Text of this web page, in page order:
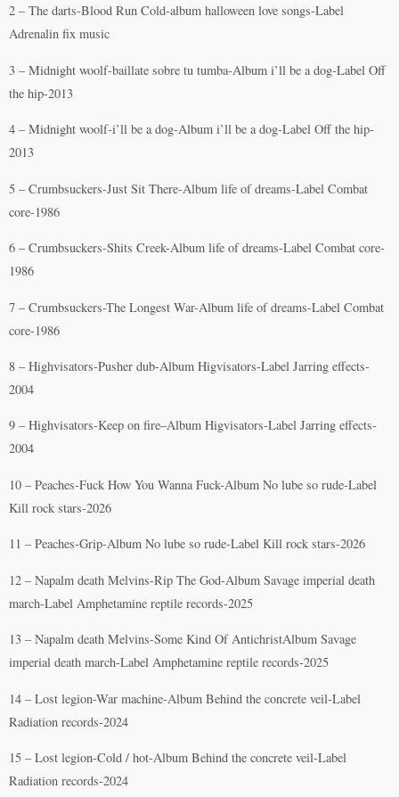
2 – The darts-Blood Run Cold-album halloween love songs-Label
Adrenalin fix music
3 – Midnight woolf-baillate sobre tu tumba-Album i’ll be a dog-Label Off
the hip-2013
4 – Midnight woolf-i’ll be a dog-Album i’ll be a dog-Label Off the hip-
2013
5 – Crumbsuckers-Just Sit There-Album life of dreams-Label Combat
core-1986
6 – Crumbsuckers-Shits Creek-Album life of dreams-Label Combat core-
1986
7 – Crumbsuckers-The Longest War-Album life of dreams-Label Combat
core-1986
8 – Highvisators-Pusher dub-Album Higvisators-Label Jarring effects-
2004
9 – Highvisators-Keep on fire–Album Higvisators-Label Jarring effects-
2004
10 – Peaches-Fuck How You Wanna Fuck-Album No lube so rude-Label
Kill rock stars-2026
11 – Peaches-Grip-Album No lube so rude-Label Kill rock stars-2026
12 – Napalm death Melvins-Rip The God-Album Savage imperial death
march-Label Amphetamine reptile records-2025
13 – Napalm death Melvins-Some Kind Of AntichristAlbum Savage
imperial death march-Label Amphetamine reptile records-2025
14 – Lost legion-War machine-Album Behind the concrete veil-Label
Radiation records-2024
15 – Lost legion-Cold / hot-Album Behind the concrete veil-Label
Radiation records-2024